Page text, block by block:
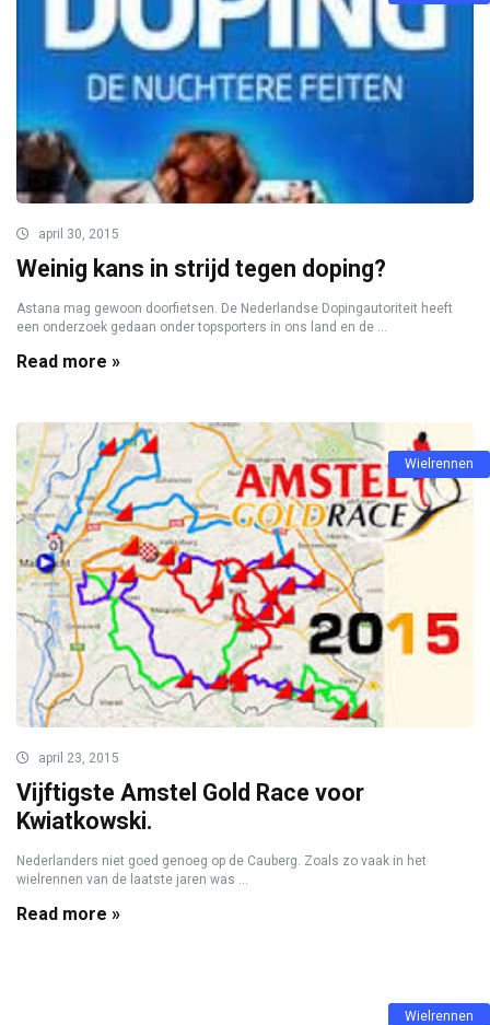
april 30, 2015
Weinig kans in strijd tegen doping?
Astana mag gewoon doorfietsen. De Nederlandse Dopingautoriteit heeft
een onderzoek gedaan onder topsporters in ons land en de ...
Read more »
Wielrennen
april 23, 2015
Vijftigste Amstel Gold Race voor
Kwiatkowski.
Nederlanders niet goed genoeg op de Cauberg. Zoals zo vaak in het
wielrennen van de laatste jaren was ...
Read more »
Wielrennen